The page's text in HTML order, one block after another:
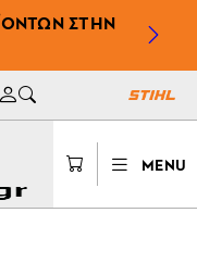
ΣΤΗΝ
MENU